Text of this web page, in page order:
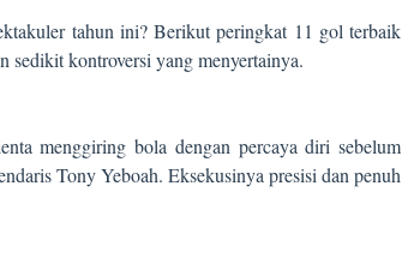
tahun ini? Berikut peringkat 11 gol terbaik
sedikit kontroversi yang menyertainya.
menggiring bola dengan percaya diri sebelum
Tony Yeboah. Eksekusinya presisi dan penuh